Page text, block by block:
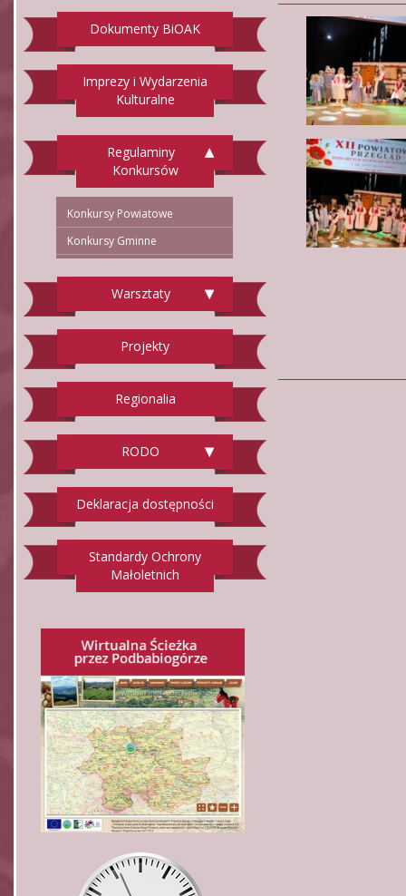
Dokumenty BiOAK
Imprezy i Wydarzenia
Kulturalne
Regulaminy
Konkursów
Konkursy Powiatowe
Konkursy Gminne
Warsztaty
Projekty
Regionalia
RODO
Deklaracja dostępności
Standardy Ochrony
Małoletnich